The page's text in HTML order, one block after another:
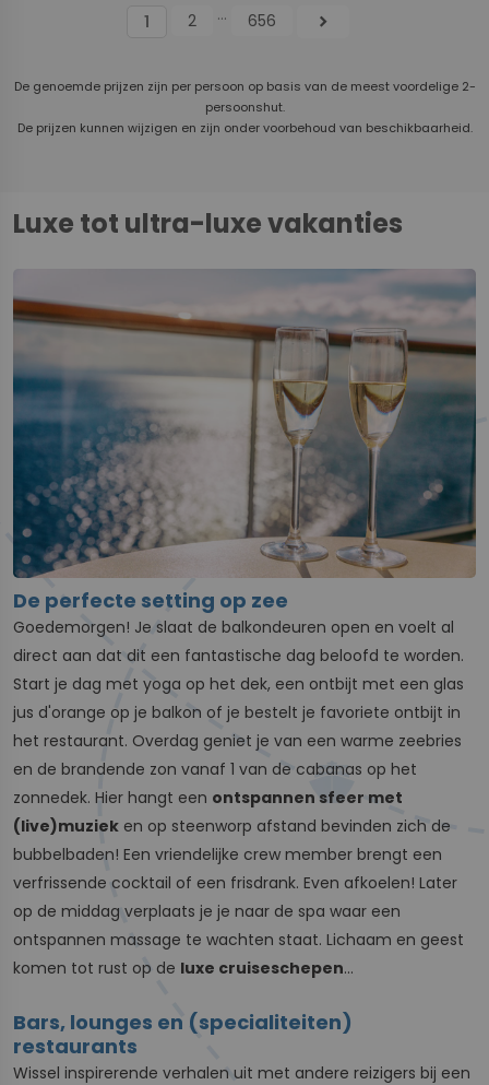
1 2 ... 656 chevron_right
De genoemde prijzen zijn per persoon op basis van de meest voordelige 2-
persoonshut.
De prijzen kunnen wijzigen en zijn onder voorbehoud van beschikbaarheid.
Luxe tot ultra-luxe vakanties
De perfecte setting op zee
Goedemorgen! Je slaat de balkondeuren open en voelt al
direct aan dat dit een fantastische dag beloofd te worden.
Start je dag met yoga op het dek, een ontbijt met een glas
jus d'orange op je balkon of je bestelt je favoriete ontbijt in
het restaurant. Overdag geniet je van een warme zeebries
en de brandende zon vanaf 1 van de cabanas op het
zonnedek. Hier hangt een ontspannen sfeer met
(live)muziek en op steenworp afstand bevinden zich de
bubbelbaden! Een vriendelijke crew member brengt een
verfrissende cocktail of een frisdrank. Even afkoelen! Later
op de middag verplaats je je naar de spa waar een
ontspannen massage te wachten staat. Lichaam en geest
komen tot rust op de luxe cruiseschepen...
Bars, lounges en (specialiteiten)
restaurants
Wissel inspirerende verhalen uit met andere reizigers bij een